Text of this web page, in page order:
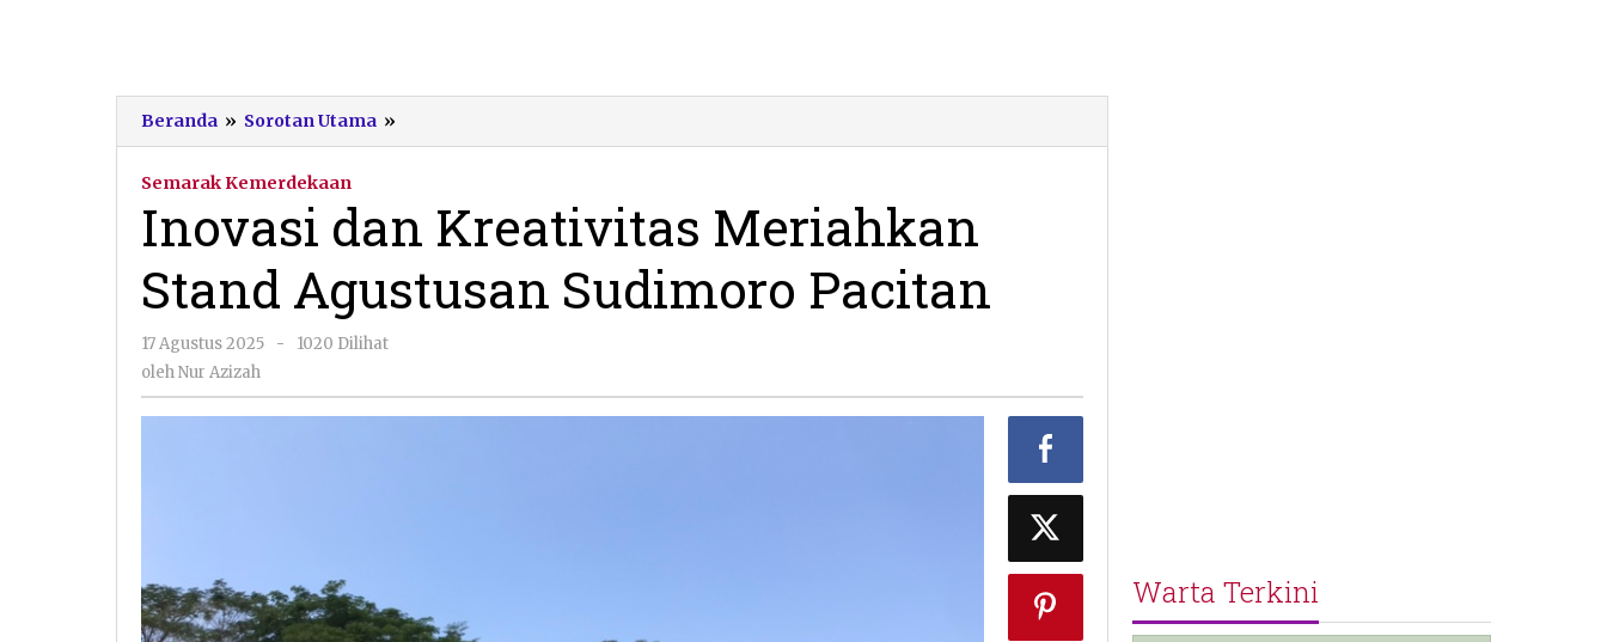
Beranda » Sorotan Utama »
dan
Stand
Agustusan
Sudimoro
Pacitan
Semarak Kemerdekaan
Inovasi dan Kreativitas Meriahkan
Stand Agustusan Sudimoro Pacitan
17 Agustus 2025
oleh
-
1020 Dilihat
olehNur Azizah
Warta Terkini